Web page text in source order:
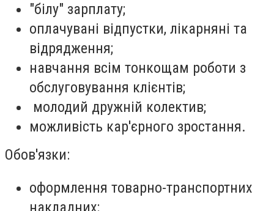
"білу" зарплату;
оплачувані відпустки, лікарняні та
відрядження;
навчання всім тонкощам роботи з
обслуговування клієнтів;
молодий дружній колектив;
можливість кар'єрного зростання.
Обов'язки:
оформлення товарно-транспортних
накладних;